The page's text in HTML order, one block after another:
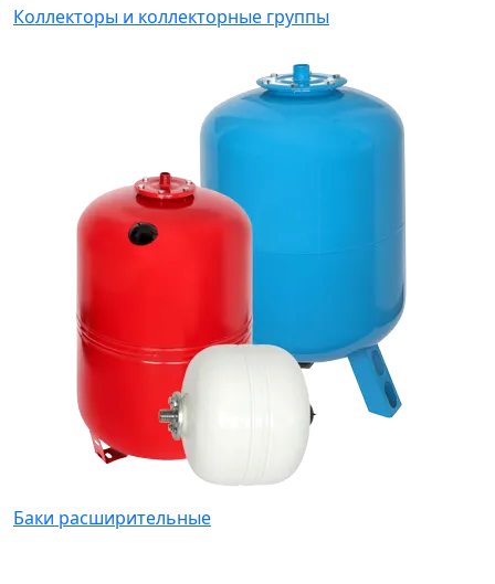
Коллекторы и коллекторные группы
Баки расширительные